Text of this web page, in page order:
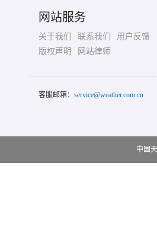
网站服务
关于我们 联系我们
用户反馈
版权声明
网站律师
客服邮箱： service@weather.com.cn
中国